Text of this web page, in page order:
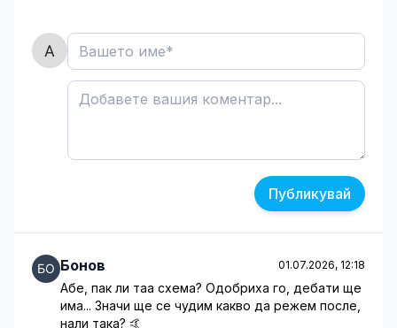
Публикувай
Бонов 01.07.2026, 12:18
Абе, пак ли таа схема? Одобриха го, дебати ще
има... Значи ще се чудим какво да режем после,
нали така? 🤙